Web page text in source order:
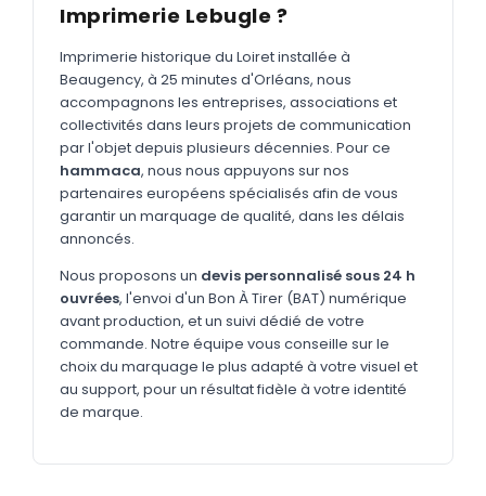
MARQUAGE TEXTILE
Tee-shirts Nouveau
Polos Nouveau
Sweatshirts
GOODIES
Catalogue complet Nouveau
Sacs & voyages
Verres & déjeuner
Technologie
Vêtements
Imprimerie Lebugle ?
Imprimerie historique du Loiret installée à
Beaugency, à 25 minutes d'Orléans, nous
accompagnons les entreprises, associations et
collectivités dans leurs projets de communication
par l'objet depuis plusieurs décennies. Pour ce
hammaca, nous nous appuyons sur nos
partenaires européens spécialisés afin de vous
garantir un marquage de qualité, dans les délais
annoncés.
Nous proposons un devis personnalisé sous 24 h
ouvrées, l'envoi d'un Bon À Tirer (BAT) numérique
avant production, et un suivi dédié de votre
commande. Notre équipe vous conseille sur le
choix du marquage le plus adapté à votre visuel et
au support, pour un résultat fidèle à votre identité
de marque.